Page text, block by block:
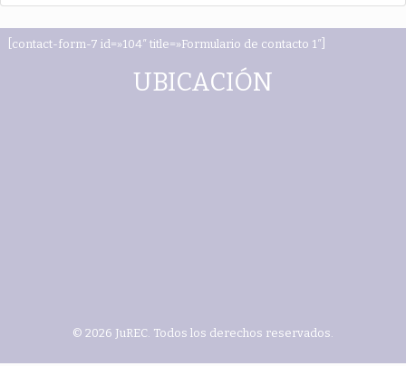
[contact-form-7 id=»104″ title=»Formulario de contacto 1″]
UBICACIÓN
© 2026 JuREC. Todos los derechos reservados.